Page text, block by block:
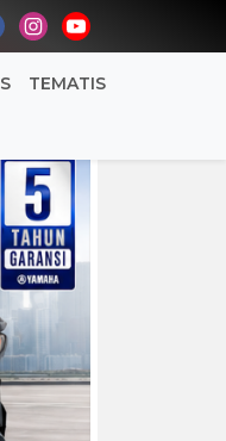
TEMATIS